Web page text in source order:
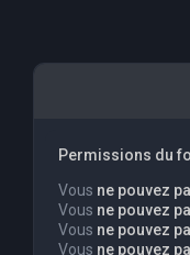
Permissions du
Vous ne pouvez
Vous ne pouvez
Vous ne pouvez
Vous ne pouvez